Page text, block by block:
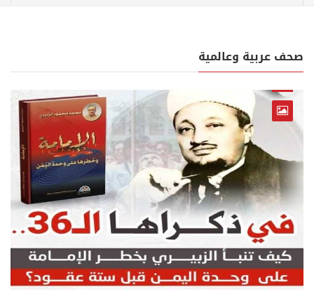
صحف عربية وعالمية